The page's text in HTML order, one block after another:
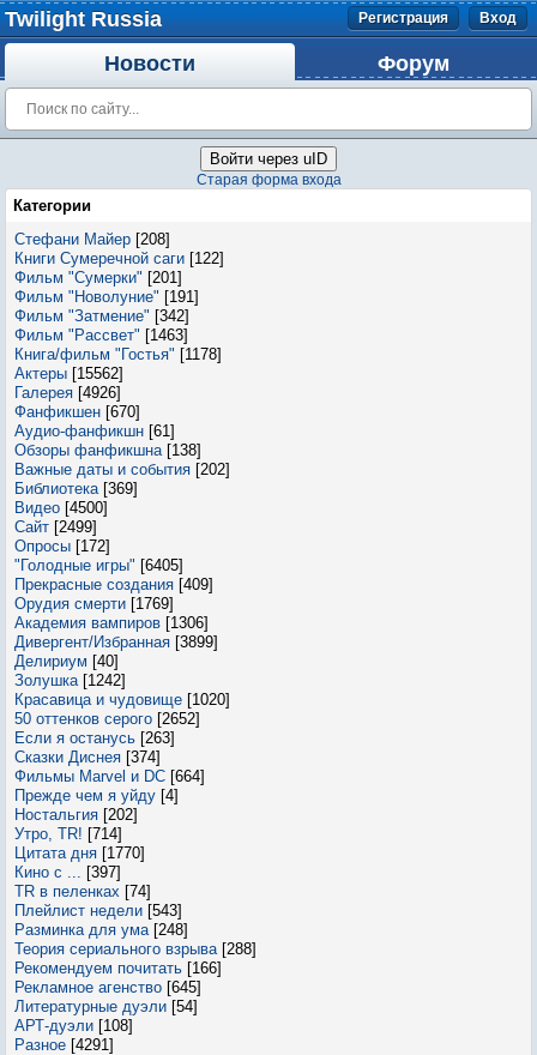
Twilight Russia Регистрация Вход
Новости Форум
Войти через uID
Старая форма входа
Категории
Стефани Майер [208]
Книги Сумеречной саги [122]
Фильм "Сумерки" [201]
Фильм "Новолуние" [191]
Фильм "Затмение" [342]
Фильм "Рассвет" [1463]
Книга/фильм "Гостья" [1178]
Актеры [15562]
Галерея [4926]
Фанфикшен [670]
Аудио-фанфикшн [61]
Обзоры фанфикшна [138]
Важные даты и события [202]
Библиотека [369]
Видео [4500]
Сайт [2499]
Опросы [172]
"Голодные игры" [6405]
Прекрасные создания [409]
Орудия смерти [1769]
Академия вампиров [1306]
Дивергент/Избранная [3899]
Делириум [40]
Золушка [1242]
Красавица и чудовище [1020]
50 оттенков серого [2652]
Если я останусь [263]
Сказки Диснея [374]
Фильмы Marvel и DC [664]
Прежде чем я уйду [4]
Ностальгия [202]
Утро, TR! [714]
Цитата дня [1770]
Кино с ... [397]
TR в пеленках [74]
Плейлист недели [543]
Разминка для ума [248]
Теория сериального взрыва [288]
Рекомендуем почитать [166]
Рекламное агенство [645]
Литературные дуэли [54]
АРТ-дуэли [108]
Разное [4291]